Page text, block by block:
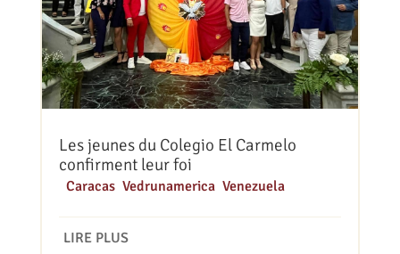
Les jeunes du Colegio El Carmelo
confirment leur foi
Caracas, Vedrunamerica, Venezuela
LIRE PLUS